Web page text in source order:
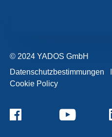
© 2024 YADOS GmbH
Datenschutzbestimmungen
Cookie Policy